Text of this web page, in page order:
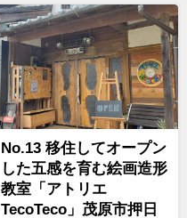
No.13 移住してオープン
した五感を育む絵画造形
教室「アトリエ
TecoTeco」茂原市押日